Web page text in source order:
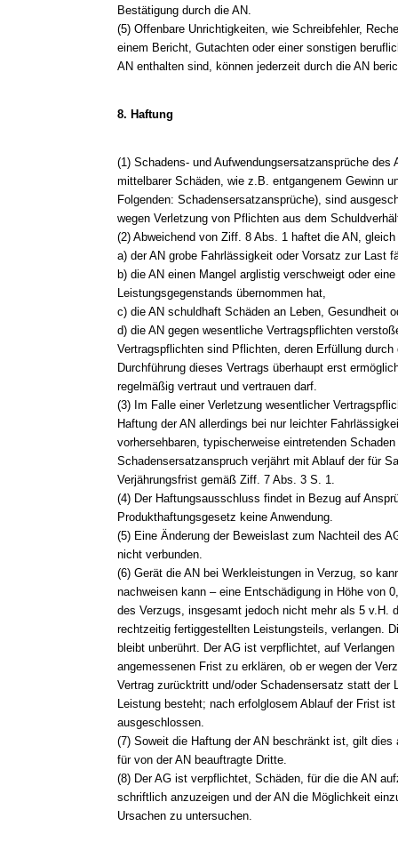
Bestätigung durch die AN.
(5) Offenbare Unrichtigkeiten, wie Schreibfehler,
einem Bericht, Gutachten oder einer sonstigen
AN enthalten sind, können jederzeit durch die AN
8. Haftung
(1) Schadens- und Aufwendungsersatzansprüche des
mittelbarer Schäden, wie z.B. entgangenem Gewinn
Folgenden: Schadensersatzansprüche), sind
wegen Verletzung von Pflichten aus dem
(2) Abweichend von Ziff. 8 Abs. 1 haftet die AN,
a) der AN grobe Fahrlässigkeit oder Vorsatz zur Last
b) die AN einen Mangel arglistig verschweigt oder
Leistungsgegenstands übernommen hat,
c) die AN schuldhaft Schäden an Leben, Gesundheit
d) die AN gegen wesentliche Vertragspflichten
Vertragspflichten sind Pflichten, deren Erfüllung durch
Durchführung dieses Vertrags überhaupt erst
regelmäßig vertraut und vertrauen darf.
(3) Im Falle einer Verletzung wesentlicher
Haftung der AN allerdings bei nur leichter
vorhersehbaren, typischerweise eintretenden
Schadensersatzanspruch verjährt mit Ablauf der für
Verjährungsfrist gemäß Ziff. 7 Abs. 3 S. 1.
(4) Der Haftungsausschluss findet in Bezug auf
Produkthaftungsgesetz keine Anwendung.
(5) Eine Änderung der Beweislast zum Nachteil des
nicht verbunden.
(6) Gerät die AN bei Werkleistungen in Verzug, so
nachweisen kann – eine Entschädigung in Höhe von
des Verzugs, insgesamt jedoch nicht mehr als 5 v.H.
rechtzeitig fertiggestellten Leistungsteils, verlangen.
bleibt unberührt. Der AG ist verpflichtet, auf
angemessenen Frist zu erklären, ob er wegen der
Vertrag zurücktritt und/oder Schadensersatz statt der
Leistung besteht; nach erfolglosem Ablauf der Frist
ausgeschlossen.
(7) Soweit die Haftung der AN beschränkt ist, gilt dies
für von der AN beauftragte Dritte.
(8) Der AG ist verpflichtet, Schäden, für die die AN
schriftlich anzuzeigen und der AN die Möglichkeit
Ursachen zu untersuchen.